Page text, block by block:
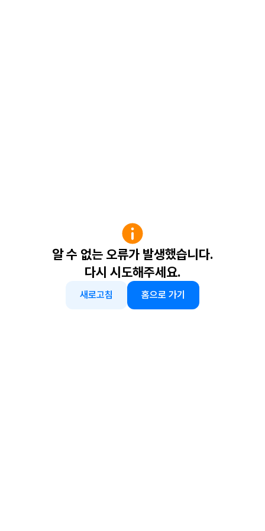
알 수 없는 오류가 발생했습니다.
다시 시도해주세요.
새로고침 홈으로 가기